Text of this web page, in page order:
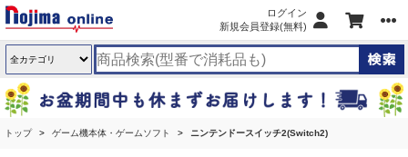
ログイン
新規会員登録(無料)
トップ ゲーム機本体・ゲームソフト ニンテンドースイッチ2(Switch2)